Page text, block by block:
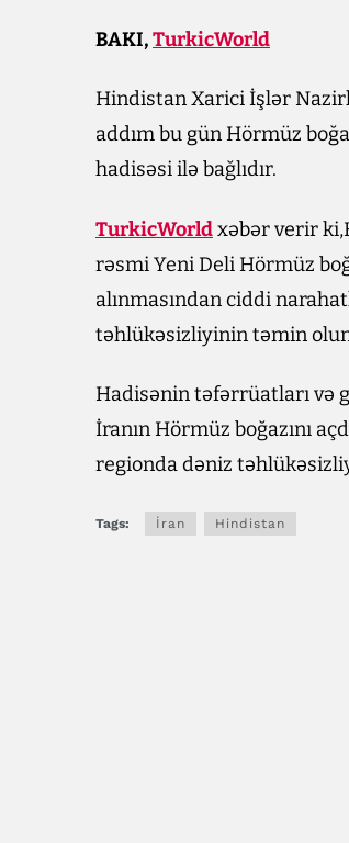
BAKI,TurkicWorld
Hindistan Xarici İşlər
addım bu gün Hörmüz
hadisəsi ilə bağlıdır.
TurkicWorldxəbər verir
rəsmi Yeni Deli Hörmüz
alınmasından ciddi
təhlükəsizliyinin təmin
Hadisənin təfərrüatları və
İranın Hörmüz boğazını
regionda dəniz
Tags: İran Hindistan